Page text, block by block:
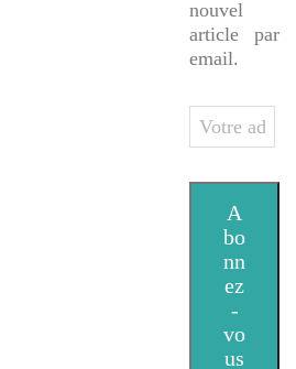
nouvel
article par
email.
Votre
adresse
A
bo
nn
ez
-
vo
us